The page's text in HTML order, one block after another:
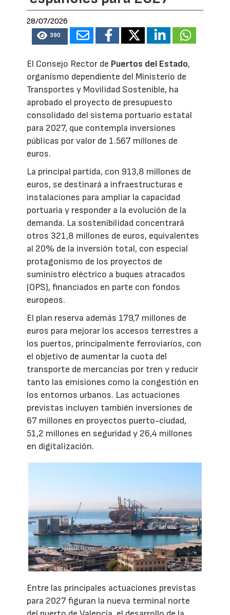
28/07/2026
390
El Consejo Rector de Puertos del Estado,
organismo dependiente del Ministerio de
Transportes y Movilidad Sostenible, ha
aprobado el proyecto de presupuesto
consolidado del sistema portuario estatal
para 2027, que contempla inversiones
públicas por valor de 1.567 millones de
euros.
La principal partida, con 913,8 millones de
euros, se destinará a infraestructuras e
instalaciones para ampliar la capacidad
portuaria y responder a la evolución de la
demanda. La sostenibilidad concentrará
otros 321,8 millones de euros, equivalentes
al 20% de la inversión total, con especial
protagonismo de los proyectos de
suministro eléctrico a buques atracados
(OPS), financiados en parte con fondos
europeos.
El plan reserva además 179,7 millones de
euros para mejorar los accesos terrestres a
los puertos, principalmente ferroviarios, con
el objetivo de aumentar la cuota del
transporte de mercancías por tren y reducir
tanto las emisiones como la congestión en
los entornos urbanos. Las actuaciones
previstas incluyen también inversiones de
67 millones en proyectos puerto-ciudad,
51,2 millones en seguridad y 26,4 millones
en digitalización.
Entre las principales actuaciones previstas
para 2027 figuran la nueva terminal norte